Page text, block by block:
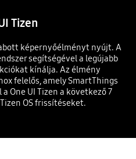
Tizen
képernyőélményt nyújt. A
segítségével a legújabb
kínálja. Az élmény
felelős, amely SmartThings
One UI Tizen a következő 7
OS frissítéseket.